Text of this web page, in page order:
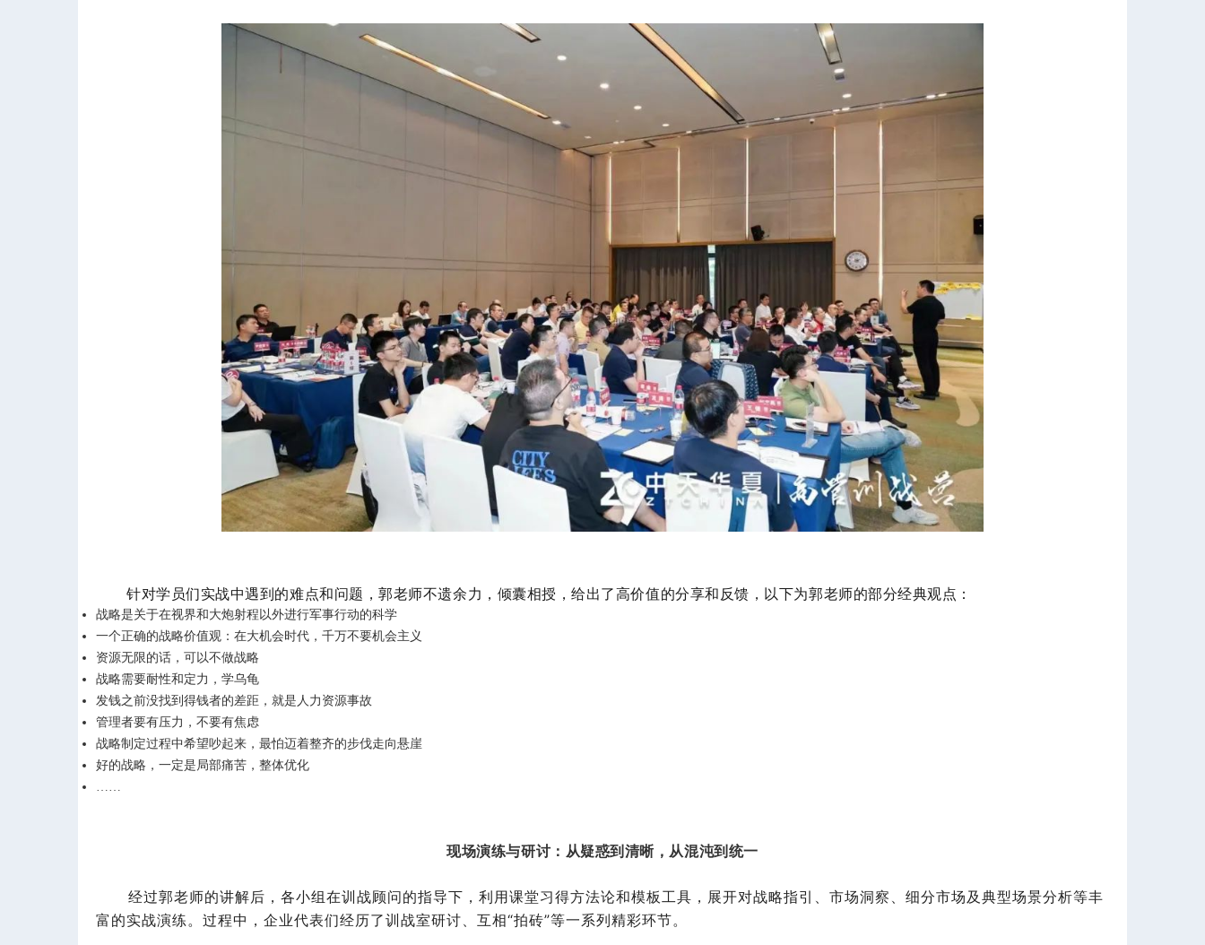
针对学员们实战中遇到的难点和问题，郭老师不遗余力，倾囊相授，给出了高价值的分享和反馈， 以下为郭老师的部分经典观点：
战略是关于在视界和大炮射程以外进行军事行动的科学
一个正确的战略价值观：在大机会时代，千万不要机会主义
资源无限的话，可以不做战略
战略需要耐性和定力，学乌龟
发钱之前没找到得钱者的差距，就是人力资源事故
管理者要有压力，不要有焦虑
战略制定过程中希望吵起来，最怕迈着整齐的步伐走向悬崖
好的战略，一定是局部痛苦，整体优化
……
现场演练与研讨：从疑惑到清晰，从混沌到统一
经过郭老师的讲解后，各小组在训战顾问的指导下，利用课堂习得方法论和模板工具，展开对战略指引、市场洞察、细分市场及典型场景分析等丰
富的实战演练。过程中，企业代表们经历了训战室研讨、互相“拍砖”等一系列精彩环节。